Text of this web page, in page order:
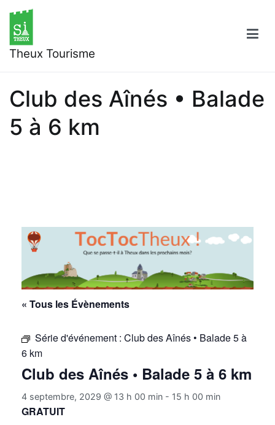
contenu
Theux Tourisme
Club des Aînés • Balade
5 à 6 km
« Tous les Évènements
Série d'événement : Club des Aînés • Balade 5 à
6 km
Club des Aînés • Balade 5 à 6 km
4 septembre, 2029 @ 13 h 00 min - 15 h 00 min
GRATUIT